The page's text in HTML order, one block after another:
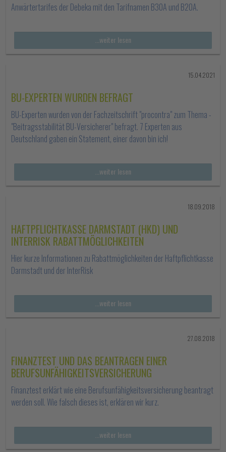
Anwärtertarifes der Debeka mit den Tarifnamen B30A und B20A.
...weiter lesen
15.04.2021
BU-EXPERTEN WURDEN BEFRAGT
BU-Experten wurden von der Fachzeitschrift "procontra" zum Thema -
"Beitragsstabilität BU-Versicherer" befragt. 7 Experten aus
Deutschland gaben ein Statement, einer davon bin ich!
...weiter lesen
18.09.2018
HAFTPFLICHTKASSE DARMSTADT (HKD) UND
INTERRISK RABATTMÖGLICHKEITEN
Hier kurze Informationen zu Rabattmöglichkeiten der Haftpflichtkasse
Darmstadt und der InterRisk
...weiter lesen
27.08.2018
FINANZTEST UND DAS BEANTRAGEN EINER
BERUFSUNFÄHIGKEITSVERSICHERUNG
Finanztest erklärt wie eine Berufsunfähigkeitsversicherung beantragt
werden soll. Wie falsch dieses ist, erklären wir kurz.
...weiter lesen